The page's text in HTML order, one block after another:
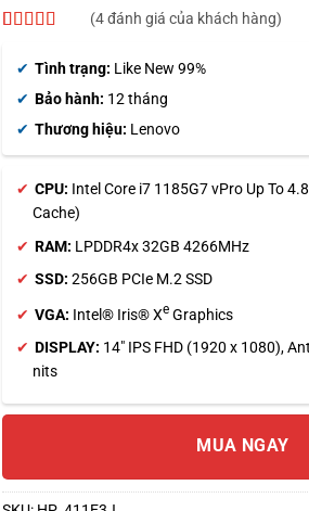
dựa trên
đánh giá
(4đánh giá của khách hàng)
Tình trạng: Like New 99%
Bảo hành: 12 tháng
Thương hiệu: Lenovo
CPU: Intel Core i7 1185G7 vPro Up To
Cache)
RAM: LPDDR4x 32GB 4266MHz
SSD: 256GB PCIe M.2 SSD
VGA: Intel® Iris® Xe Graphics
DISPLAY: 14″ IPS FHD (1920 x 1080),
nits
MUA NGAY